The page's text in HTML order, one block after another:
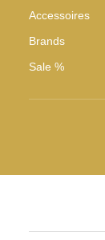
Accessoires
Brands
Sale %